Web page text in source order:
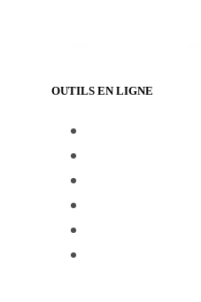
OUTILS EN LIGNE